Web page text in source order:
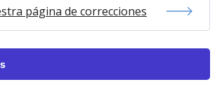
página de correcciones